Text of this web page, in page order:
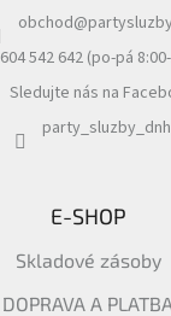
obchod@
604 542 642 (po-pá
Sledujte nás na
party_sluzby_dnh
E-SHOP
Skladové zásoby
DOPRAVA A PLATBA